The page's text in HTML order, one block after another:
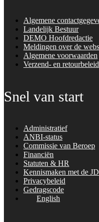
Algemene
Landelijk Bestuur
DEMO Hoofdredactie
Meldingen over de
Algemene voorwaarden
Verzend- en retourbeleid
Snel van start
Administratief
ANBI-status
Commissie van Beroep
Financiën
Statuten & HR
Kennismaken met de JD
Privacybeleid
Gedragscode
English